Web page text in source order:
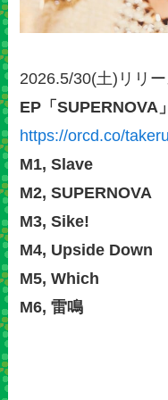
2026.5/30(土)リリー
EP「SUPERNOVA」
https://orcd.co/
M1, Slave
M2, SUPERNOVA
M3, Sike!
M4, Upside Down
M5, Which
M6, 雷鳴